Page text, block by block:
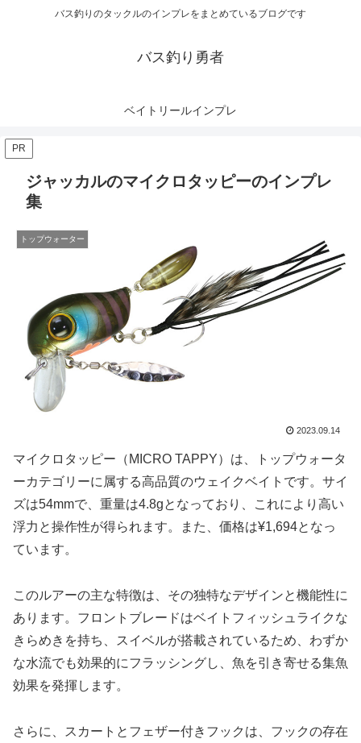
バス釣りのタックルのインプレをまとめているブログです
バス釣り勇者
ベイトリールインプレ
PR
ジャッカルのマイクロタッピーのインプレ
集
トップウォーター
2023.09.14
マイクロタッピー（MICRO TAPPY）は、トップウォータ
ーカテゴリーに属する高品質のウェイクベイトです。サイ
ズは54mmで、重量は4.8gとなっており、これにより高い
浮力と操作性が得られます。また、価格は¥1,694となっ
ています。
このルアーの主な特徴は、その独特なデザインと機能性に
あります。フロントブレードはベイトフィッシュライクな
きらめきを持ち、スイベルが搭載されているため、わずか
な水流でも効果的にフラッシングし、魚を引き寄せる集魚
効果を発揮します。
さらに、スカートとフェザー付きフックは、フックの存在